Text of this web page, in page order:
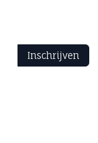
Inschrijven